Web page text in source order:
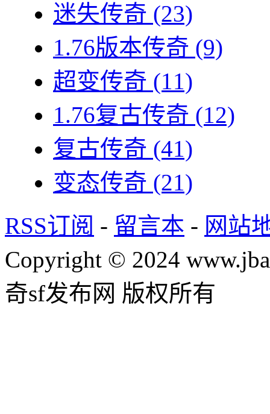
迷失传奇 (23)
1.76版本传奇 (9)
超变传奇 (11)
1.76复古传奇 (12)
复古传奇 (41)
变态传奇 (21)
RSS订阅 - 留言本 - 网站
Copyright © 2024
奇sf发布网 版权所有